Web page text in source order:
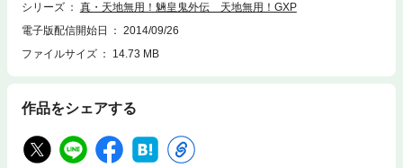
シリーズ
真・天地無用！魎皇鬼外伝 天地無用！GXP
電子版配信開始日
2014/09/26
ファイルサイズ
14.73 MB
作品をシェアする